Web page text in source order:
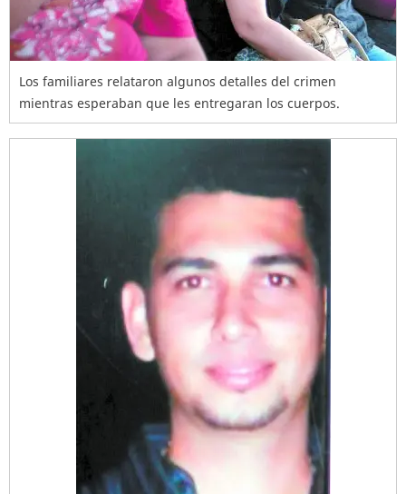
Los familiares relataron algunos detalles del crimen
mientras esperaban que les entregaran los cuerpos.